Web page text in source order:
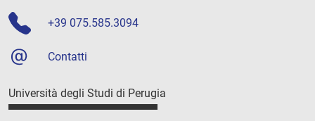
+39 075.585.3094
Contatti
Università degli Studi di Perugia